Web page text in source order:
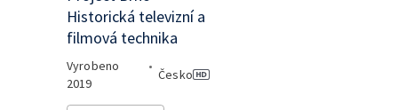
Historická televizní a
filmová technika
Vyrobeno
2019
•
Česko